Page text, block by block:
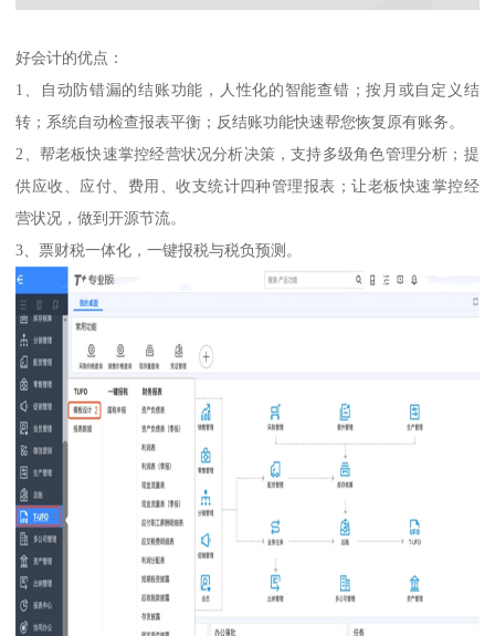
好会计的优点：
1、自动防错漏的结账功能，人性化的智能查错；按月或自定义结
转；系统自动检查报表平衡；反结账功能快速帮您恢复原有账务。
2、帮老板快速掌控经营状况分析决策，支持多级角色管理分析；提
供应收、应付、费用、收支统计四种管理报表；让老板快速掌控经
营状况，做到开源节流。
3、票财税一体化，一键报税与税负预测。